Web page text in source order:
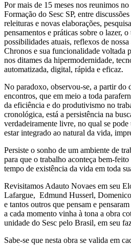
Por mais de 15 meses nos reunimos
Formação do Sesc SP, entre
releituras e novas elaborações,
pensamentos e práticas sobre o lazer,
possibilidades atuais, reflexos de
Chronos e sua funcionalidade voltada
nos ditames da hipermodernidade,
automatizada, digital, rápida e eficaz.
No paradoxo, observou-se, a partir do
encontros, que em meio a toda
da eficiência e do produtivismo no
cronológica, está a persistência na
verdadeiramente livre, no qual se
estar integrado ao natural da vida,
Persiste o sonho de um ambiente de
para que o trabalho aconteça bem-
tempo de existência da vida em toda
Revisitamos Adauto Novaes em seu
Lafargue, Edmund Husserl,
e tantos outros que pensam e
a cada momento vinha à tona a obra
unidade do Sesc pelo Brasil, em seu
Sabe-se que nesta obra se valida em